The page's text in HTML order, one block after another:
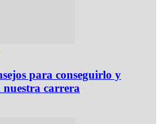
para conseguirlo y
nuestra carrera